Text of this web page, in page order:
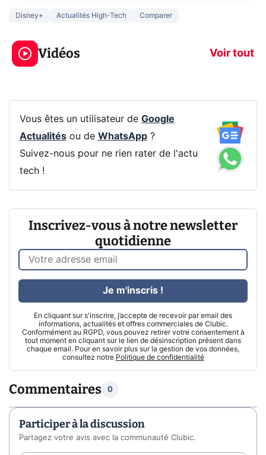
Disney+ Actualités High-Tech Comparer
Vidéos Voir tout
3 écrans en 1 pour
319€ ? Voici L'AOC
CQ32G4ZA !
prochaine
Vous êtes un utilisateur de Google
Actualitésou de WhatsApp?
Suivez-nous pour ne rien rater de l'actu
tech !
Inscrivez-vous à notre newsletter
quotidienne
En cliquant sur s'inscrire, j’accepte de recevoir par email des
informations, actualités et offres commerciales de Clubic.
Conformément au RGPD, vous pouvez retirer votre consentement à
tout moment en cliquant sur le lien de désinscription présent dans
chaque email. Pour en savoir plus sur la gestion de vos données,
consultez notre Politique de confidentialité
Je m'inscris !
Commentaires 0
Participer à la discussion
Partagez votre avis avec la communauté Clubic.